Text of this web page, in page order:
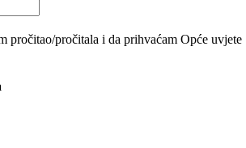
pročitao/pročitala i da prihvaćam Opće uvjete